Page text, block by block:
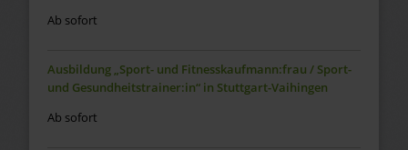
Ab sofort
Ausbildung „Sport- und Fitnesskaufmann:frau / Sport-
und Gesundheitstrainer:in“ in Stuttgart-Vaihingen
Ab sofort